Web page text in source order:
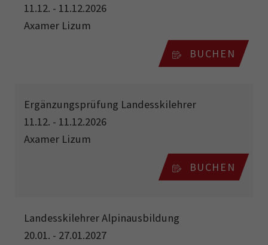
11.12. - 11.12.2026
Axamer Lizum
BUCHEN
Ergänzungsprüfung Landesskilehrer
11.12. - 11.12.2026
Axamer Lizum
BUCHEN
Landesskilehrer Alpinausbildung
20.01. - 27.01.2027